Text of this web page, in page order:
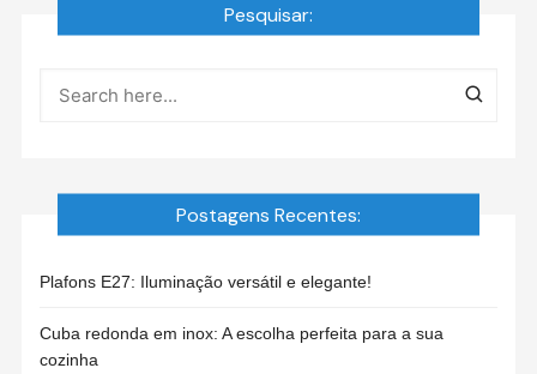
Pesquisar:
Postagens Recentes:
Plafons E27: Iluminação versátil e elegante!
Cuba redonda em inox: A escolha perfeita para a sua
cozinha